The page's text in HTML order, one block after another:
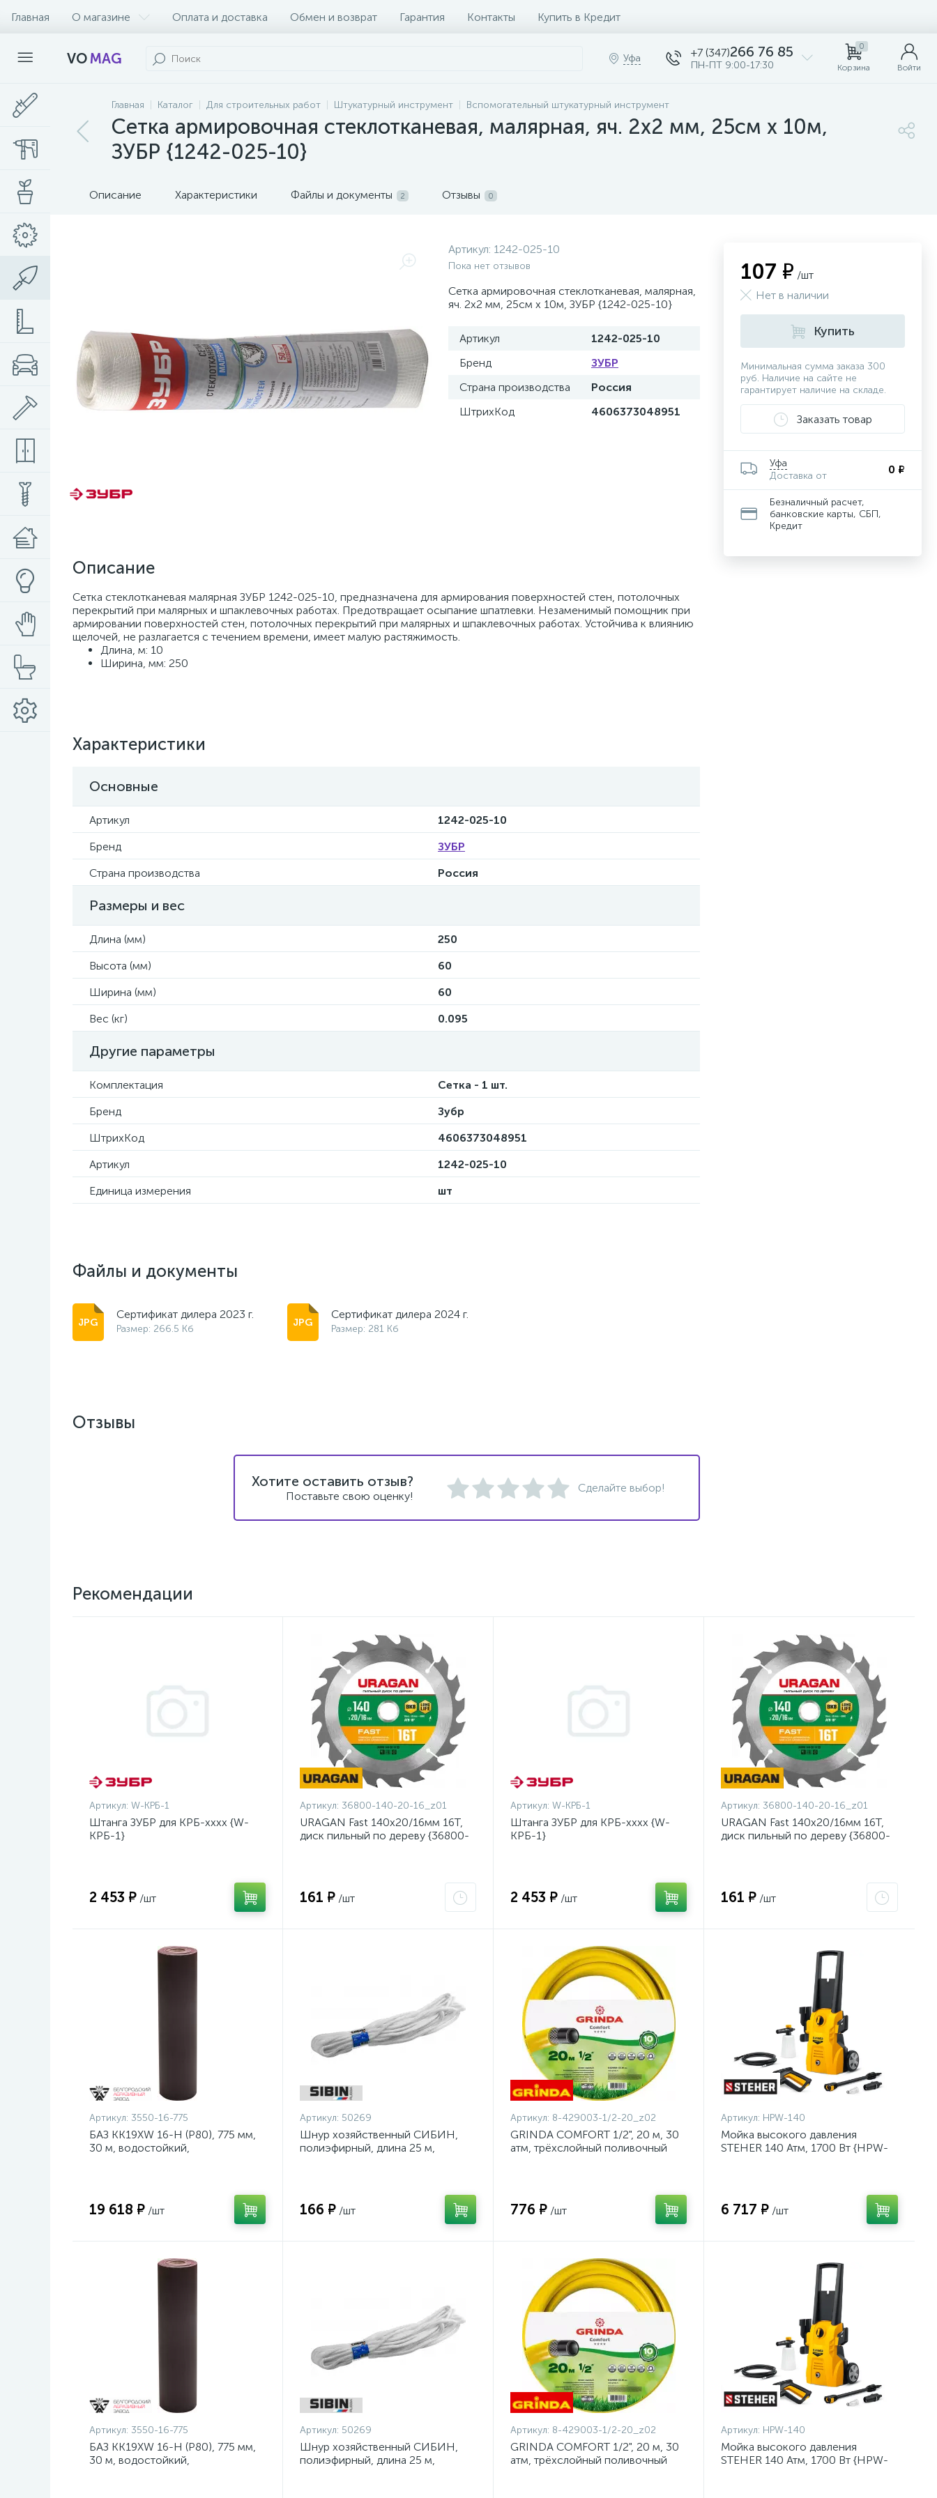
Главная О магазине Оплата и доставка Обмен и возврат Гарантия Контакты Купить в Кредит
VOMAG Уфа +7 (347)266 76 85
ПН-ПТ 9:00-17:30
0
Корзина Войти
Главная Каталог Для строительных работ Штукатурный инструмент Вспомогательный штукатурный инструмент
Сетка армировочная стеклотканевая, малярная, яч. 2х2 мм, 25см х 10м,
ЗУБР {1242-025-10}
Описание Характеристики Файлы и документы 2 Отзывы 0
Артикул: 1242-025-10
Пока нет отзывов
Сетка армировочная стеклотканевая, малярная,
яч. 2х2 мм, 25см х 10м, ЗУБР {1242-025-10}
Артикул
1242-025-10
Бренд
ЗУБР
Страна производства
Россия
ШтрихКод
4606373048951
Описание
Сетка стеклотканевая малярная ЗУБР 1242-025-10, предназначена для армирования поверхностей стен, потолочных
перекрытий при малярных и шпаклевочных работах. Предотвращает осыпание шпатлевки. Незаменимый помощник при
армировании поверхностей стен, потолочных перекрытий при малярных и шпаклевочных работах. Устойчива к влиянию
щелочей, не разлагается с течением времени, имеет малую растяжимость.
Длина, м: 10
Ширина, мм: 250
Характеристики
Основные
Артикул
1242-025-10
Бренд
ЗУБР
Страна производства
Россия
Размеры и вес
Длина (мм)
250
Высота (мм)
60
Ширина (мм)
60
Вес (кг)
0.095
Другие параметры
Комплектация
Сетка - 1 шт.
Бренд
Зубр
ШтрихКод
4606373048951
Артикул
1242-025-10
Единица измерения
шт
Файлы и документы
Сертификат дилера 2023 г.
Размер: 266.5 Кб
Сертификат дилера 2024 г.
Размер: 281 Кб
107 ₽ /шт
Нет в наличии
Купить
Минимальная сумма заказа 300
руб. Наличие на сайте не
гарантирует наличие на складе.
Заказать товар
Уфа
Доставка от
0 ₽
Безналичный расчет,
банковские карты, СБП,
Кредит
Отзывы
Хотите оставить отзыв?
Поставьте свою оценку!
Сделайте выбор!
Рекомендации
Артикул: W-КРБ-1
Штанга ЗУБР для КРБ-хххх {W-
КРБ-1}
2 453 ₽ /шт
Артикул: 36800-140-20-16_z01
URAGAN Fast 140x20/16мм 16Т,
диск пильный по дереву {36800-
161 ₽ /шт
Артикул: W-КРБ-1
Штанга ЗУБР для КРБ-хххх {W-
КРБ-1}
2 453 ₽ /шт
Артикул: 36800-140-20-16_z01
URAGAN Fast 140x20/16мм 16Т,
диск пильный по дереву {36800-
161 ₽ /шт
Артикул: 3550-16-775
БАЗ KK19XW 16-H (Р80), 775 мм,
30 м, водостойкий,
19 618 ₽ /шт
Артикул: 50269
Шнур хозяйственный СИБИН,
полиэфирный, длина 25 м,
166 ₽ /шт
Артикул: 8-429003-1/2-20_z02
GRINDA COMFORT 1/2", 20 м, 30
атм, трёхслойный поливочный
776 ₽ /шт
Артикул: HPW-140
Мойка высокого давления
STEHER 140 Атм, 1700 Вт {HPW-
6 717 ₽ /шт
Артикул: 3550-16-775
БАЗ KK19XW 16-H (Р80), 775 мм,
30 м, водостойкий,
Артикул: 50269
Шнур хозяйственный СИБИН,
полиэфирный, длина 25 м,
Артикул: 8-429003-1/2-20_z02
GRINDA COMFORT 1/2", 20 м, 30
атм, трёхслойный поливочный
Артикул: HPW-140
Мойка высокого давления
STEHER 140 Атм, 1700 Вт {HPW-